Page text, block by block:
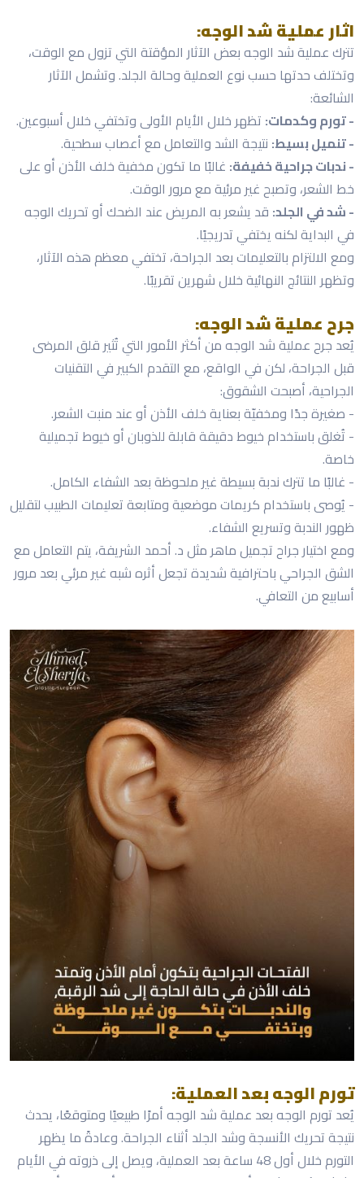
اثار عملية شد الوجه:
تترك عملية شد الوجه بعض الآثار المؤقتة التي تزول مع الوقت،
وتختلف حدتها حسب نوع العملية وحالة الجلد. وتشمل الآثار
الشائعة:
- تورم وكدمات: تظهر خلال الأيام الأولى وتختفي خلال أسبوعين.
- تنميل بسيط: نتيجة الشد والتعامل مع أعصاب سطحية.
- ندبات جراحية خفيفة: غالبًا ما تكون مخفية خلف الأذن أو على
خط الشعر، وتصبح غير مرئية مع مرور الوقت.
- شد في الجلد: قد يشعر به المريض عند الضحك أو تحريك الوجه
في البداية لكنه يختفي تدريجيًا.
ومع الالتزام بالتعليمات بعد الجراحة، تختفي معظم هذه الآثار،
وتظهر النتائج النهائية خلال شهرين تقريبًا.
جرح عملية شد الوجه:
يُعد جرح عملية شد الوجه من أكثر الأمور التي تُثير قلق المرضى
قبل الجراحة، لكن في الواقع، مع التقدم الكبير في التقنيات
الجراحية، أصبحت الشقوق:
- صغيرة جدًا ومخفيّة بعناية خلف الأذن أو عند منبت الشعر.
- تُغلق باستخدام خيوط دقيقة قابلة للذوبان أو خيوط تجميلية
خاصة.
- غالبًا ما تترك ندبة بسيطة غير ملحوظة بعد الشفاء الكامل.
- يُوصى باستخدام كريمات موضعية ومتابعة تعليمات الطبيب لتقليل
ظهور الندبة وتسريع الشفاء.
ومع اختيار جراح تجميل ماهر مثل د. أحمد الشريفة، يتم التعامل مع
الشق الجراحي باحترافية شديدة تجعل أثره شبه غير مرئي بعد مرور
أسابيع من التعافي.
تورم الوجه بعد العملية:
يُعد تورم الوجه بعد عملية شد الوجه أمرًا طبيعيًا ومتوقعًا، يحدث
نتيجة تحريك الأنسجة وشد الجلد أثناء الجراحة. وعادةً ما يظهر
التورم خلال أول 48 ساعة بعد العملية، ويصل إلى ذروته في الأيام